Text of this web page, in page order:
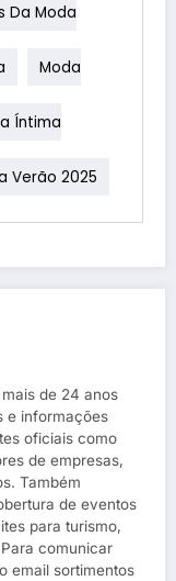
Da Moda
Moda
Íntima
Verão 2025
de 24 anos
e informações
oficiais como
de empresas,
Também
de eventos
para turismo,
comunicar
email sortimentos